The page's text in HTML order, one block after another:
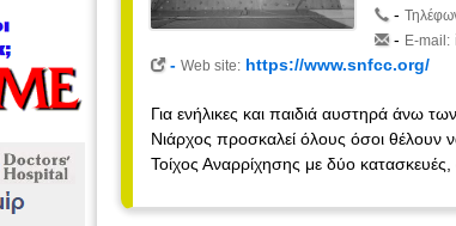
-
- E-mail:
-Web site: https://www.snfcc.org/
Για ενήλικες και παιδιά αυστηρά άνω
Νιάρχος προσκαλεί όλους όσοι θέλουν
Τοίχος Αναρρίχησης με δύο